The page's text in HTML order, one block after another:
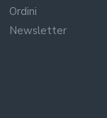
Ordini
Newsletter